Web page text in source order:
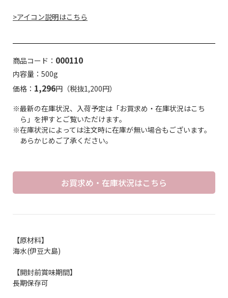
>アイコン説明はこちら
商品コード： 000110
内容量：500g
価格： 1,296円（税抜1,200円）
※最新の在庫状況、入荷予定は「お買求め・在庫状況はこち
ら」を押すとご覧いただけます。
※在庫状況によっては注文時に在庫が無い場合もございます。
あらかじめご了承ください。
お買求め・在庫状況はこちら
【原材料】
海水(伊豆大島)
【開封前賞味期間】
長期保存可